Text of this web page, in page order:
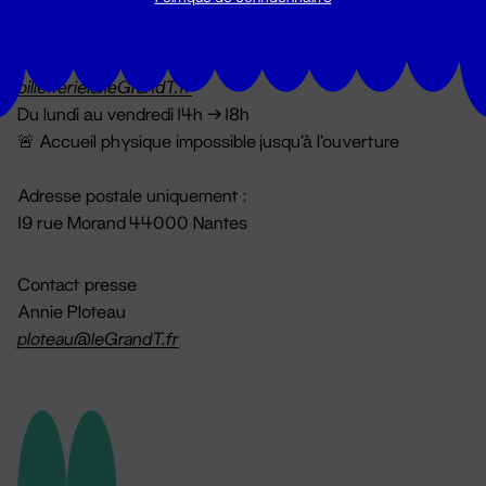
billetterie@leGrandT.fr
Du lundi au vendredi 14h → 18h
🚨 Accueil physique impossible jusqu'à l'ouverture
Adresse postale uniquement :
19 rue Morand 44000 Nantes
Contact presse
Annie Ploteau
ploteau@leGrandT.fr